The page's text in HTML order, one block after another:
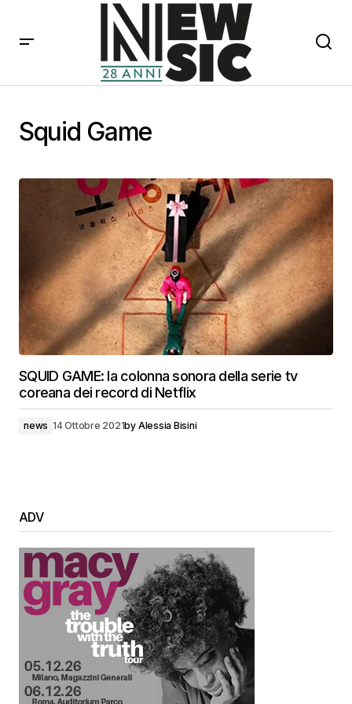
Squid Game
SQUID GAME: la colonna sonora della serie tv
coreana dei record di Netflix
news 14 Ottobre 2021by Alessia Bisini
ADV